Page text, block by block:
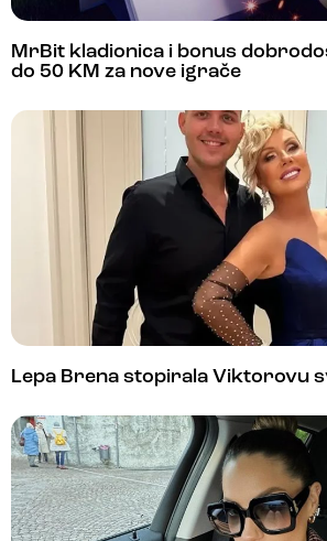
MrBit kladionica i bonus
do 50 KM za nove igrače
Lepa Brena stopirala Viktorovu